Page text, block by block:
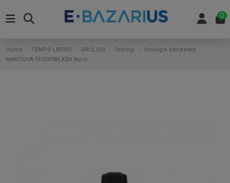
0
Home TEMPO LIBERO OROLOGI Orologi
Orologio Veneziani
MANTOVA SH5093BLKBK Nero